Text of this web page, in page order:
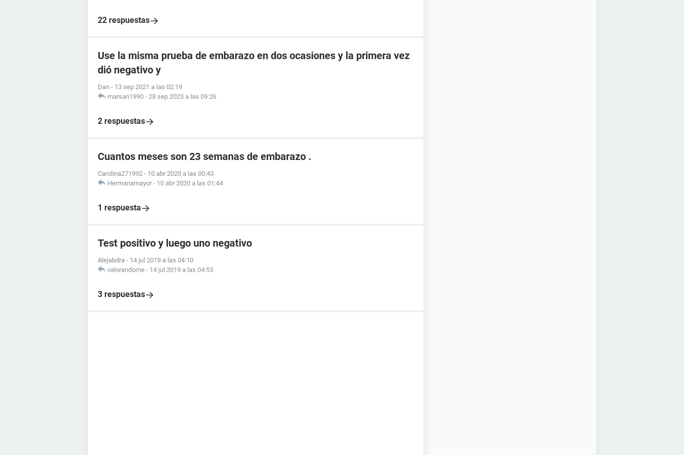
22 respuestas
Use la misma prueba de embarazo en dos ocasiones y la primera vez
dió negativo y
Dan - 13 sep 2021 a las 02:19
marsan1990 - 28 sep 2023 a las 09:26
2 respuestas
Cuantos meses son 23 semanas de embarazo .
Carolina271992 - 10 abr 2020 a las 00:43
Hermanamayor - 10 abr 2020 a las 01:44
1 respuesta
Test positivo y luego uno negativo
Alejabdra - 14 jul 2019 a las 04:10
valorandome - 14 jul 2019 a las 04:53
3 respuestas